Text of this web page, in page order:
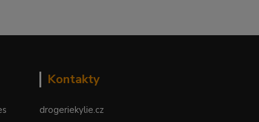
Kontakty
drogeriekylie.cz